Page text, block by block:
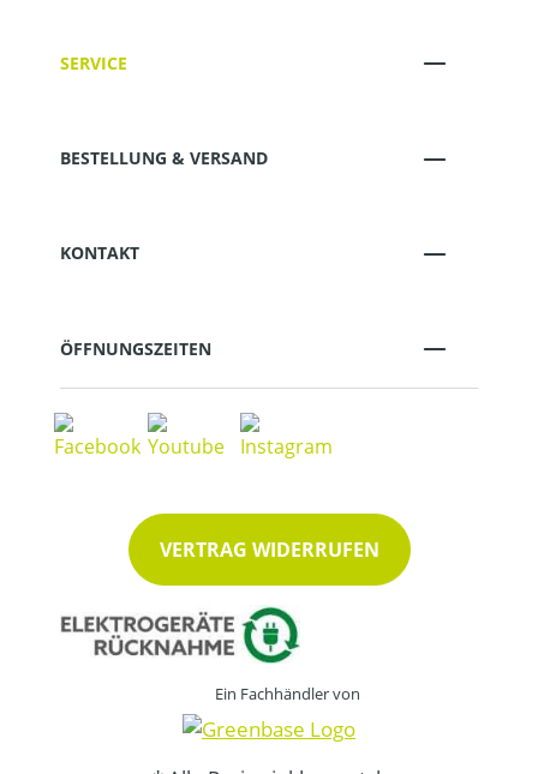
SERVICE
BESTELLUNG & VERSAND
KONTAKT
ÖFFNUNGSZEITEN
VERTRAG WIDERRUFEN
Ein Fachhändler von